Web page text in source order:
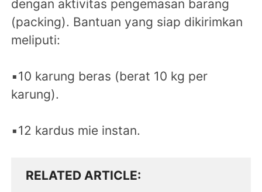
dengan aktivitas pengemasan barang
(packing). Bantuan yang siap dikirimkan
meliputi:
▪️10 karung beras (berat 10 kg per
karung).
▪️12 kardus mie instan.
RELATED ARTICLE